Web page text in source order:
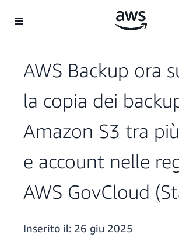
AWS Backup ora
la copia dei
Amazon S3 tra
e account nelle
AWS GovCloud
Inserito il: 26 giu 2025